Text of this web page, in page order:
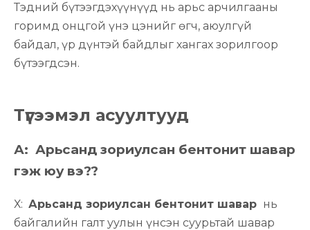
Тэдний бүтээгдэхүүнүүд нь арьс арчилгааны
горимд онцгой үнэ цэнийг өгч, аюулгүй
байдал, үр дүнтэй байдлыг хангах зорилгоор
бүтээгдсэн.
Түгээмэл асуултууд
А: Арьсанд зориулсан бентонит шавар
гэж юу вэ??
Х: Арьсанд зориулсан бентонит шавар нь
байгалийн галт уулын үнсэн суурьтай шавар